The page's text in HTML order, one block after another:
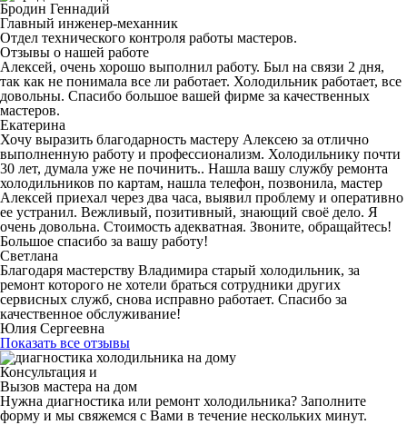
Бродин Геннадий
Главный инженер-механник
Отдел технического контроля работы мастеров.
Отзывы о нашей работе
Алексей, очень хорошо выполнил работу. Был на связи 2 дня,
так как не понимала все ли работает. Холодильник работает, все
довольны. Спасибо большое вашей фирме за качественных
мастеров.
Екатерина
Хочу выразить благодарность мастеру Алексею за отлично
выполненную работу и профессионализм. Холодильнику почти
30 лет, думала уже не починить.. Нашла вашу службу ремонта
холодильников по картам, нашла телефон, позвонила, мастер
Алексей приехал через два часа, выявил проблему и оперативно
ее устранил. Вежливый, позитивный, знающий своё дело. Я
очень довольна. Стоимость адекватная. Звоните, обращайтесь!
Большое спасибо за вашу работу!
Светлана
Благодаря мастерству Владимира старый холодильник, за
ремонт которого не хотели браться сотрудники других
сервисных служб, снова исправно работает. Спасибо за
качественное обслуживание!
Юлия Сергеевна
Показать все отзывы
Консультация и
Вызов мастера на дом
Нужна диагностика или ремонт холодильника? Заполните
форму и мы свяжемся с Вами в течение нескольких минут.